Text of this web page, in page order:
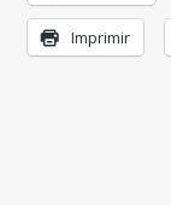
Imprimir